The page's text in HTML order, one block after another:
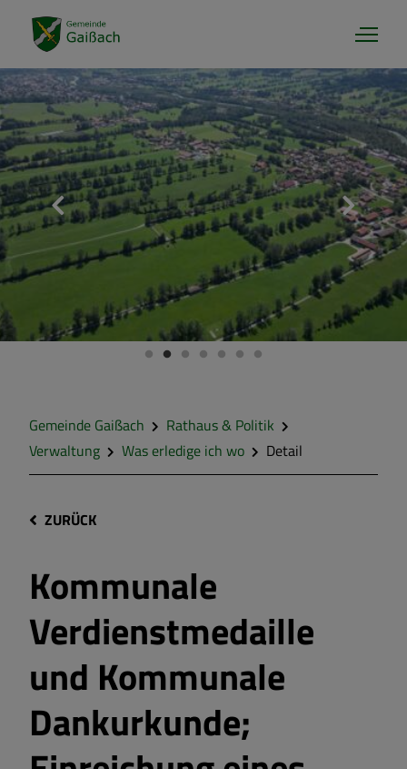
Gemeinde Gaißach
Rathaus & Politik
Verwaltung
Was erledige ich wo Detail
ZURÜCK
Kommunale
Verdienstmedaille
und Kommunale
Dankurkunde;